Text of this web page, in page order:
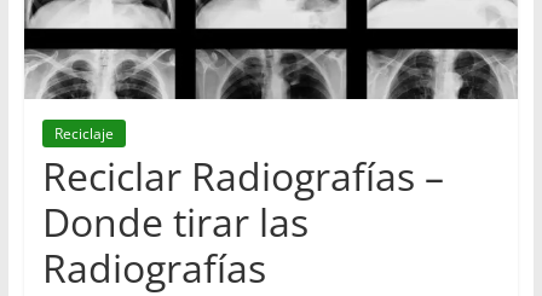
en
Barcelona
Reciclaje
Reciclar Radiografías –
Donde tirar las
Radiografías